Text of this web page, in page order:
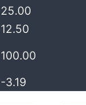
25.00
12.50
100.00
-3.19